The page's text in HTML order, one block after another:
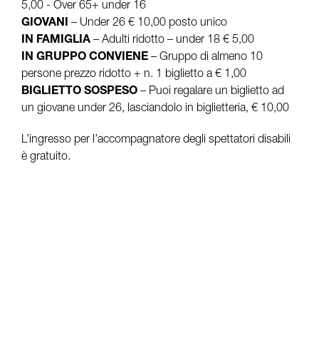
5,00 - Over 65+ under 16
GIOVANI – Under 26 € 10,00 posto unico
IN FAMIGLIA – Adulti ridotto – under 18 € 5,00
IN GRUPPO CONVIENE – Gruppo di almeno 10
persone prezzo ridotto + n. 1 biglietto a € 1,00
BIGLIETTO SOSPESO – Puoi regalare un biglietto ad
un giovane under 26, lasciandolo in biglietteria, € 10,00
L’ingresso per l’accompagnatore degli spettatori disabili
è gratuito.